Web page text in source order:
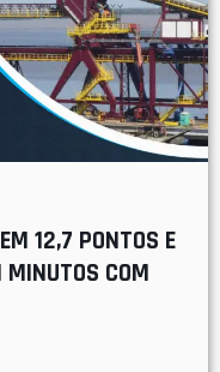
12,7 PONTOS E
COM